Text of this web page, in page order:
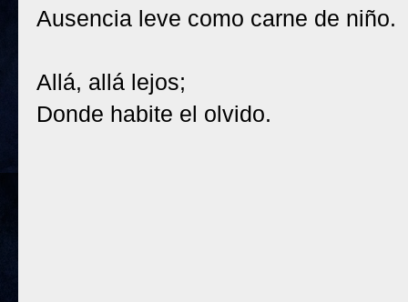
Ausencia leve como carne de niño.
Allá, allá lejos;
Donde habite el olvido.